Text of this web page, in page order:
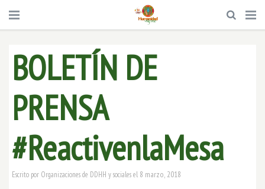
BOLETÍN DE
PRENSA
#ReactivenlaMesa
Escrito por Organizaciones de DDHH y socialesel 8 marzo, 2018